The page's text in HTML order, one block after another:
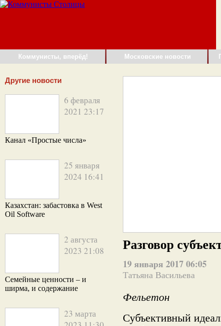
Коммунисты, вперёд! Московские новости
Другие новости
6 февраля
2021 23:17
Канал «Простые числа»
25 января
2024 16:41
Казахстан: забастовка в West
Oil Software
2 августа
2023 21:08
Семейные ценности – и
ширма, и содержание
23 марта
Разговор
19 января 2017 06:05
Татьяна Васильева
Фельетон
Субъективный